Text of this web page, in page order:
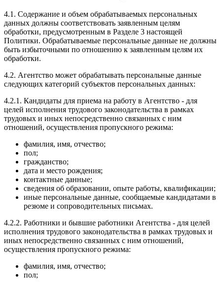
4.1. Содержание и объем обрабатываемых персональных
данных должны соответствовать заявленным целям
обработки, предусмотренным в Разделе 3 настоящей
Политики. Обрабатываемые персональные данные не должны
быть избыточными по отношению к заявленным целям их
обработки.
4.2. Агентство может обрабатывать персональные данные
следующих категорий субъектов персональных данных:
4.2.1. Кандидаты для приема на работу в Агентство - для
целей исполнения трудового законодательства в рамках
трудовых и иных непосредственно связанных с ним
отношений, осуществления пропускного режима:
фамилия, имя, отчество;
пол;
гражданство;
дата и место рождения;
контактные данные;
сведения об образовании, опыте работы, квалификации;
иные персональные данные, сообщаемые кандидатами в
резюме и сопроводительных письмах.
4.2.2. Работники и бывшие работники Агентства - для целей
исполнения трудового законодательства в рамках трудовых и
иных непосредственно связанных с ним отношений,
осуществления пропускного режима:
фамилия, имя, отчество;
пол;